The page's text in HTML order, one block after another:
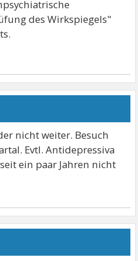
des Wirkspiegels"
nicht weiter. Besuch
Evtl. Antidepressiva
ein paar Jahren nicht